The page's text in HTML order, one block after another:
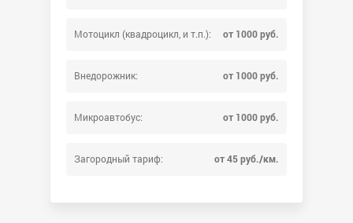
Мотоцикл (квадроцикл, и т.п.): от 1000 руб.
Внедорожник: от 1000 руб.
Микроавтобус: от 1000 руб.
Загородный тариф: от 45 руб./км.